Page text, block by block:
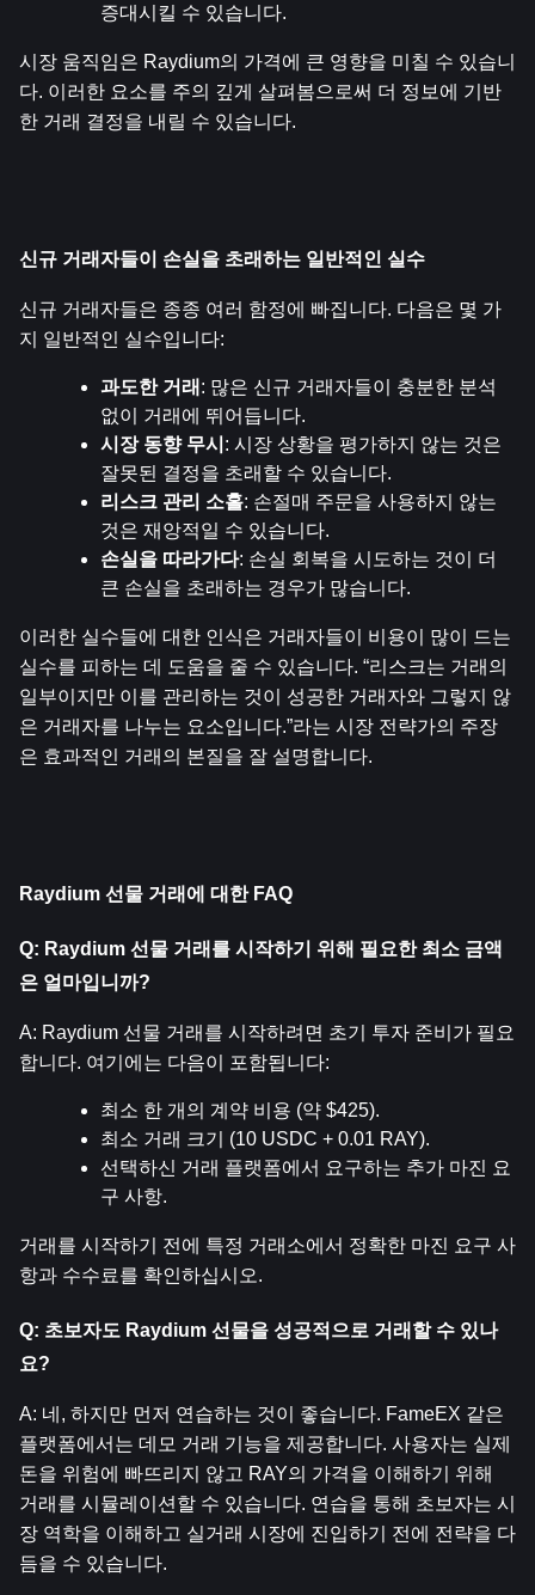
증대시킬 수 있습니다.
시장 움직임은 Raydium의 가격에 큰 영향을 미칠 수 있습니
다. 이러한 요소를 주의 깊게 살펴봄으로써 더 정보에 기반
한 거래 결정을 내릴 수 있습니다.
신규 거래자들이 손실을 초래하는 일반적인 실수
신규 거래자들은 종종 여러 함정에 빠집니다. 다음은 몇 가
지 일반적인 실수입니다:
과도한 거래 : 많은 신규 거래자들이 충분한 분석
없이 거래에 뛰어듭니다.
시장 동향 무시 : 시장 상황을 평가하지 않는 것은
잘못된 결정을 초래할 수 있습니다.
리스크 관리 소홀: 손절매 주문을 사용하지 않는
것은 재앙적일 수 있습니다.
손실을 따라가다: 손실 회복을 시도하는 것이 더
큰 손실을 초래하는 경우가 많습니다.
이러한 실수들에 대한 인식은 거래자들이 비용이 많이 드는
실수를 피하는 데 도움을 줄 수 있습니다. “리스크는 거래의
일부이지만 이를 관리하는 것이 성공한 거래자와 그렇지 않
은 거래자를 나누는 요소입니다.”라는 시장 전략가의 주장
은 효과적인 거래의 본질을 잘 설명합니다.
Raydium 선물 거래에 대한 FAQ
Q: Raydium 선물 거래를 시작하기 위해 필요한 최소 금액
은 얼마입니까?
A: Raydium 선물 거래를 시작하려면 초기 투자 준비가 필요
합니다. 여기에는 다음이 포함됩니다:
최소 한 개의 계약 비용 (약 $425).
최소 거래 크기 (10 USDC + 0.01 RAY).
선택하신 거래 플랫폼에서 요구하는 추가 마진 요
구 사항.
거래를 시작하기 전에 특정 거래소에서 정확한 마진 요구 사
항과 수수료를 확인하십시오.
Q: 초보자도 Raydium 선물을 성공적으로 거래할 수 있나
요?
A: 네, 하지만 먼저 연습하는 것이 좋습니다. FameEX 같은
플랫폼에서는 데모 거래 기능을 제공합니다. 사용자는 실제
돈을 위험에 빠뜨리지 않고 RAY의 가격을 이해하기 위해
거래를 시뮬레이션할 수 있습니다. 연습을 통해 초보자는 시
장 역학을 이해하고 실거래 시장에 진입하기 전에 전략을 다
듬을 수 있습니다.